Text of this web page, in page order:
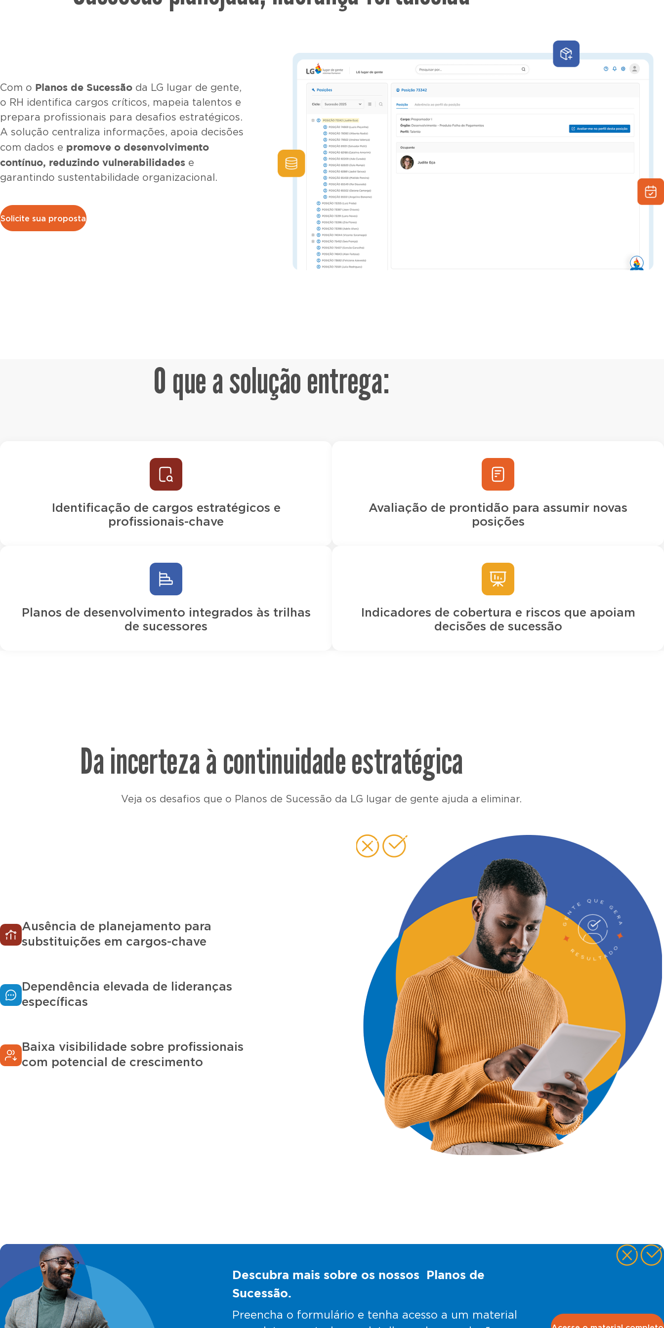
Com o Planos de Sucessão da LG lugar de gente,
o RH identifica cargos críticos, mapeia talentos e
prepara profissionais para desafios estratégicos.
A solução centraliza informações, apoia decisões
com dados e promove o desenvolvimento
contínuo, reduzindo vulnerabilidades e
garantindo sustentabilidade organizacional.
Solicite sua proposta
O que a solução entrega:
Identificação de cargos estratégicos e
profissionais-chave
Avaliação de prontidão para assumir novas
posições
Planos de desenvolvimento integrados às trilhas
de sucessores
Indicadores de cobertura e riscos que apoiam
decisões de sucessão
Da incerteza à continuidade estratégica
Veja os desafios que o Planos de Sucessão da LG lugar de gente ajuda a eliminar.
Ausência de planejamento para
substituições em cargos-chave
Dependência elevada de lideranças
específicas
Baixa visibilidade sobre profissionais
com potencial de crescimento
Descubra mais sobre os nossos Planos de
Sucessão.
Preencha o formulário e tenha acesso a um material